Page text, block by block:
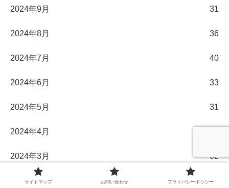
2024年9月 31
2024年8月 36
2024年7月 40
2024年6月 33
2024年5月 31
2024年4月
2024年3月 32
2024年2月 29
サイトマップ お問い合わせ プライバシーポリシー